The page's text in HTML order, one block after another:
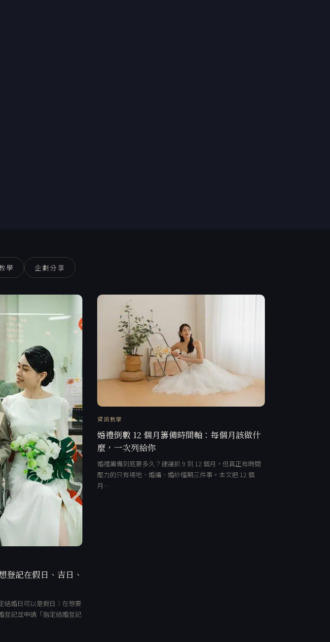
學 企劃分享
登記在假日、吉日、
結婚日可以是假日：在想要
登記並申請「指定結婚登記
資訊教學
婚禮倒數 12 個月籌備時間軸：每個月該做什
麼，一次列給你
婚禮籌備到底要多久？建議抓 9 到 12 個月，但真正有時間
壓力的只有場地、婚攝、婚紗檔期三件事。本文把 12 個
月…